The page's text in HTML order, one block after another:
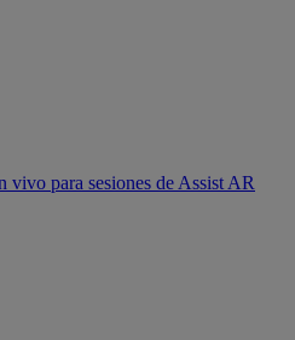
vivo para sesiones de Assist AR